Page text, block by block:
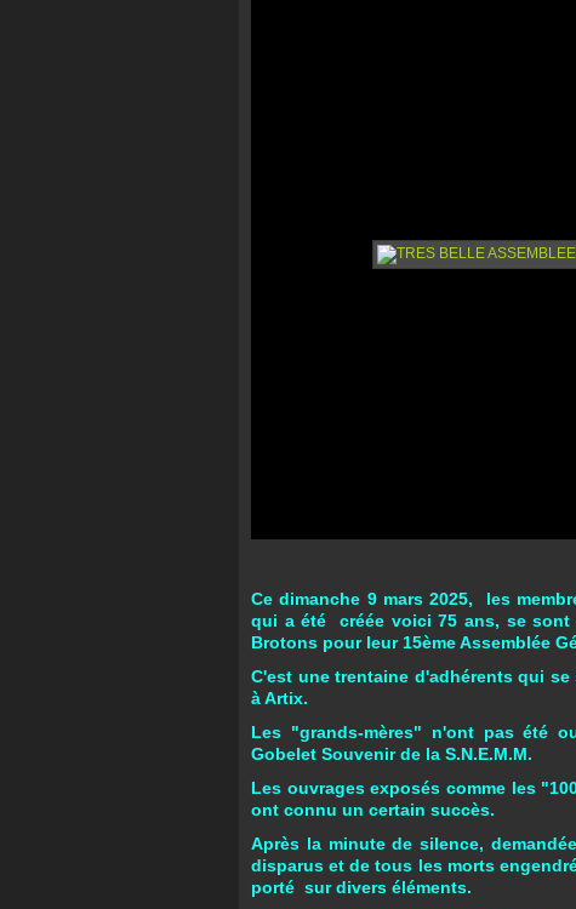
Ce dimanche 9 mars 2025, les
qui a été créée voici 75 ans, se sont
Brotons pour leur 15ème Assemblée
C'est une trentaine d'adhérents qui
à Artix.
Les "grands-mères" n'ont pas été
Gobelet Souvenir de la S.N.E.M.M.
Les ouvrages exposés comme les
ont connu un certain succès.
Après la minute de silence,
disparus et de tous les morts
porté sur divers éléments.